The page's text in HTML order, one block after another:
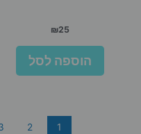
₪25
הוספה לסל
1
2